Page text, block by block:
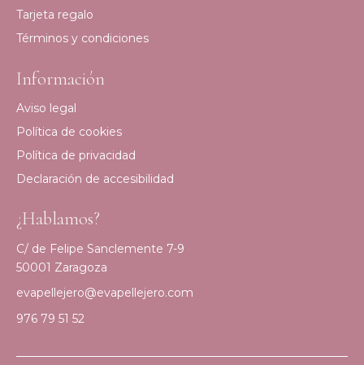
Tarjeta regalo
Términos y condiciones
Información
Aviso legal
Política de cookies
Política de privacidad
Declaración de accesibilidad
¿Hablamos?
C/ de Felipe Sanclemente 7-9
50001 Zaragoza
evapellejero@evapellejero.com
976 79 51 52